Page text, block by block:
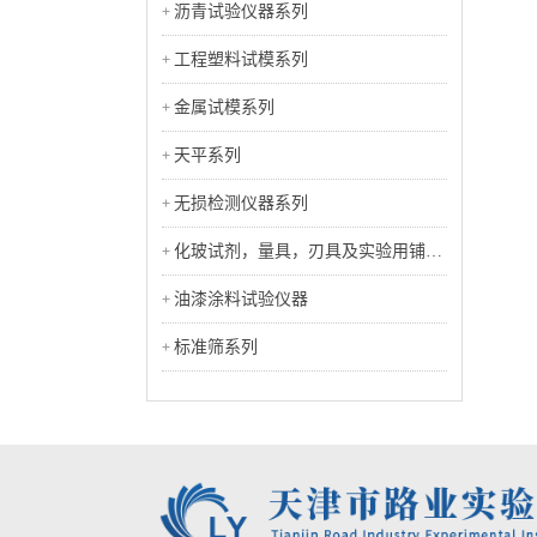
沥青试验仪器系列
工程塑料试模系列
金属试模系列
天平系列
无损检测仪器系列
化玻试剂，量具，刃具及实验用铺助
工具类
油漆涂料试验仪器
标准筛系列